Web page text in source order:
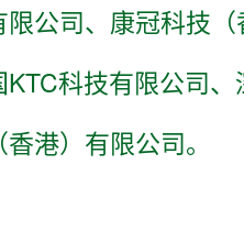
公司、康冠科技
科技有限公司
港）有限公司。